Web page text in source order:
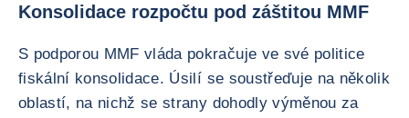
Konsolidace rozpočtu pod záštitou MMF
S podporou MMF vláda pokračuje ve své politice
fiskální konsolidace. Úsilí se soustřeďuje na několik
oblastí, na nichž se strany dohodly výměnou za